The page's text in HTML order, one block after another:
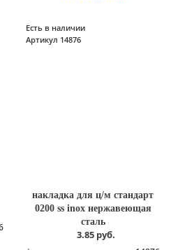
Есть в наличии
Артикул 14876
накладка для ц/м стандарт
0200 ss inox нержавеющая
сталь
3.85 руб.